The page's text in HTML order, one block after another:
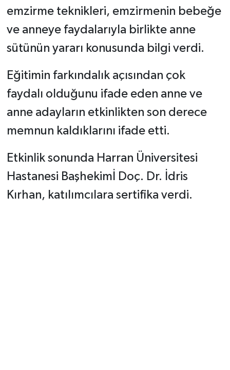
emzirme teknikleri, emzirmenin bebeğe
ve anneye faydalarıyla birlikte anne
sütünün yararı konusunda bilgi verdi.
Eğitimin farkındalık açısından çok
faydalı olduğunu ifade eden anne ve
anne adayların etkinlikten son derece
memnun kaldıklarını ifade etti.
Etkinlik sonunda Harran Üniversitesi
Hastanesi Başhekimİ Doç. Dr. İdris
Kırhan, katılımcılara sertifika verdi.